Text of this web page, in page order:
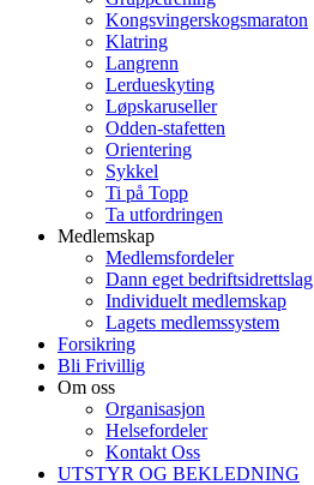
Kongsvingerskogsmaraton
Klatring
Langrenn
Lerdueskyting
Løpskaruseller
Odden-stafetten
Orientering
Sykkel
Ti på Topp
Ta utfordringen
Medlemskap
Medlemsfordeler
Dann eget bedriftsidrettslag
Individuelt medlemskap
Lagets medlemssystem
Forsikring
Bli Frivillig
Om oss
Organisasjon
Helsefordeler
Kontakt Oss
UTSTYR OG BEKLEDNING